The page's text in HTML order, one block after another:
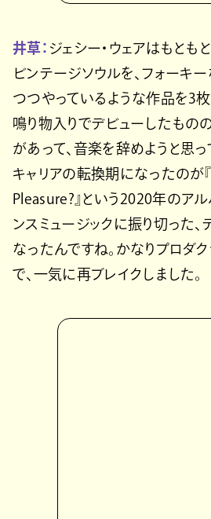
井草： ジェシー・ウェアはもとも
ビンテージソウルを、フォーキ
つつやっているような作品を3
鳴り物入りでデビューしたもの
があって、音楽を辞めようと思っ
キャリアの転換期になったのが
Pleasure?』という2020年のアル
ンスミュージックに振り切った
なったんですね。かなりプロダ
で、一気に再ブレイクしました。